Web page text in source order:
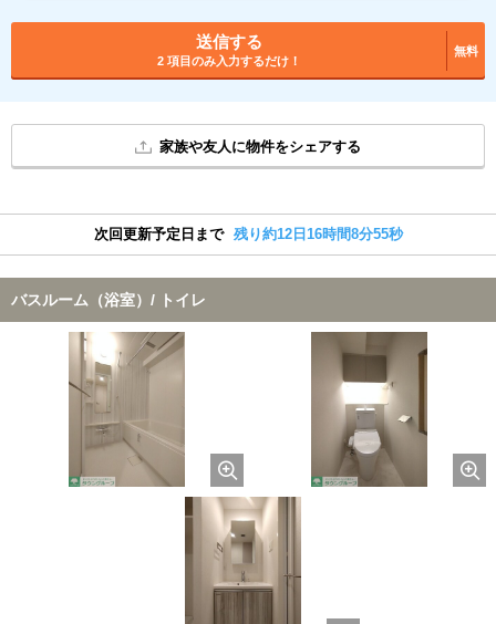
送信する
2 項目のみ入力するだけ！
無料
家族や友人に物件をシェアする
次回更新予定日まで 残り約12日16時間8分55秒
バスルーム（浴室）/ トイレ